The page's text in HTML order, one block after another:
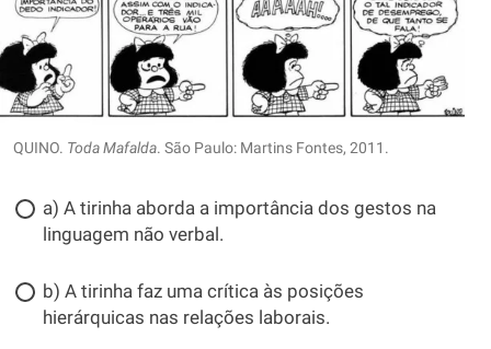
QUINO. Toda Mafalda. São Paulo: Martins Fontes, 2011.
a) A tirinha aborda a importância dos gestos na
linguagem não verbal.
b) A tirinha faz uma crítica às posições
hierárquicas nas relações laborais.